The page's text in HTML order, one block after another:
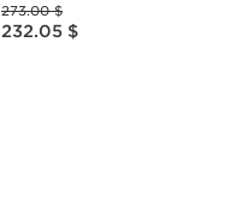
Serum Texture
Légère 50 mL +
Double Serum Yeux
273.00 $
Nouveau prix 232.05 $
232.05 $